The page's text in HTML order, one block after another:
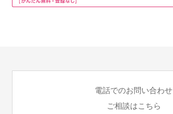
電話でのお問い合わせ
ご相談はこちら